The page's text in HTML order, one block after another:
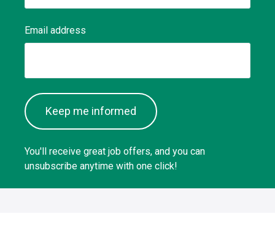
Email address
Keep me informed
You'll receive great job offers, and you can
unsubscribe anytime with one click!